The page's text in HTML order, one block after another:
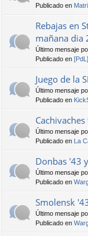
Publicado en
Rebajas en
mañana dia
Último mensaje
Publicado en
Juego de la
Último mensaje
Publicado en
Último mensaje
Publicado en La
Donbas '43
Último mensaje
Publicado en
Smolensk
Último mensaje
Publicado en